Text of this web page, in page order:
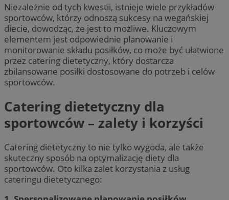
Niezależnie od tych kwestii, istnieje wiele przykładów
sportowców, którzy odnoszą sukcesy na wegańskiej
diecie, dowodząc, że jest to możliwe. Kluczowym
elementem jest odpowiednie planowanie i
monitorowanie składu posiłków, co może być ułatwione
przez catering dietetyczny, który dostarcza
zbilansowane posiłki dostosowane do potrzeb i celów
sportowców.
Catering dietetyczny dla
sportowców – zalety i korzyści
Catering dietetyczny to nie tylko wygoda, ale także
skuteczny sposób na optymalizację diety dla
sportowców. Oto kilka zalet korzystania z usług
cateringu dietetycznego: